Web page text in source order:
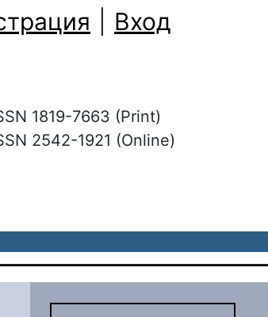
Вход
1819-7663 (Print)
2542-1921 (Online)